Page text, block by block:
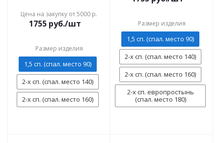
Цена на закупку от 5000 р.
1755 руб./шт
Размер изделия
1,5 сп. (спал. место 90)
2-х сп. (спал. место 140)
2-х сп. (спал. место 160)
Размер изделия
1,5 сп. (спал. место 90)
2-х сп. (спал. место 140)
2-х сп. (спал. место 160)
2-х сп. европростынь
(спал. место 180)